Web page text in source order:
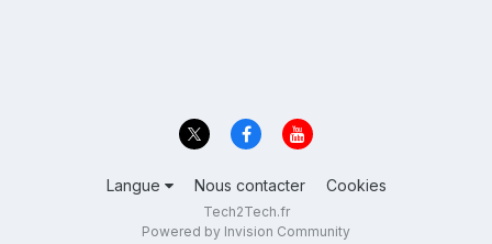
Langue Nous contacter Cookies
Tech2Tech.fr
Powered by Invision Community